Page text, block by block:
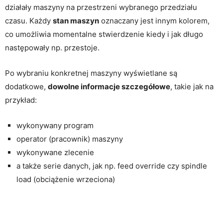
działały maszyny na przestrzeni wybranego przedziału
czasu. Każdy stan maszyn oznaczany jest innym kolorem,
co umożliwia momentalne stwierdzenie kiedy i jak długo
następowały np. przestoje.
Po wybraniu konkretnej maszyny wyświetlane są
dodatkowe, dowolne informacje szczegółowe, takie jak na
przykład:
wykonywany program
operator (pracownik) maszyny
wykonywane zlecenie
a także serie danych, jak np. feed override czy spindle
load (obciążenie wrzeciona)